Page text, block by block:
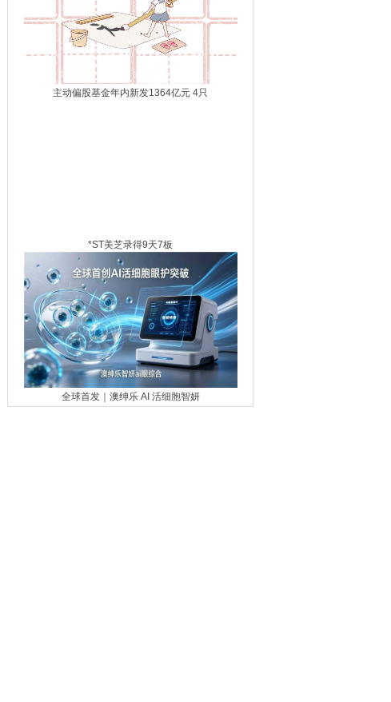
主动偏股基金年内新发1364亿元 4只
*ST美芝录得9天7板
全球首发｜澳绅乐 AI 活细胞智妍